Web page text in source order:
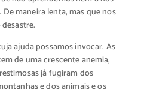
maneira lenta, mas que nos
ajuda possamos invocar. As
de uma crescente anemia,
já fugiram dos
e dos animais e os